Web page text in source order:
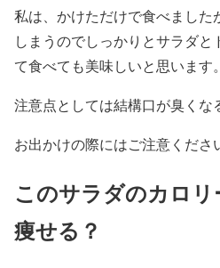
私は、かけただけで食べました
しまうのでしっかりとサラダ
て食べても美味しいと思います。
注意点としては結構口が臭くな
お出かけの際にはご注意くださ
このサラダのカロ
痩せる？